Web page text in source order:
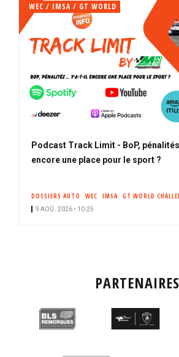
WEC / IMSA / GT WORLD
Podcast Track Limit - BoP,
encore une place pour le sport ?
DOSSIERS AUTO WEC IMSA GT WORLD
9 AOÛ. 2026 • 10:25
PARTENAIRES